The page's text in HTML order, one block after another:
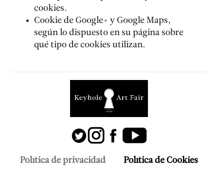
cookies.
Cookie de Google+ y Google Maps,
según lo dispuesto en su página sobre
qué tipo de cookies utilizan.
Política de privacidad Política de Cookies